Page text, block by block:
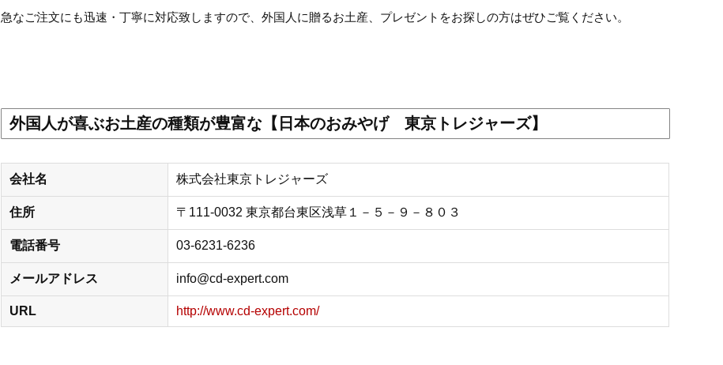
急なご注文にも迅速・丁寧に対応致しますので、外国人に贈るお土産、プレゼントをお探しの方はぜひご覧ください。
外国人が喜ぶお土産の種類が豊富な【日本のおみやげ 東京トレジャーズ】
会社名 株式会社東京トレジャーズ
住所 〒111-0032 東京都台東区浅草１－５－９－８０３
電話番号 03-6231-6236
メールアドレス info@cd-expert.com
URL http://www.cd-expert.com/